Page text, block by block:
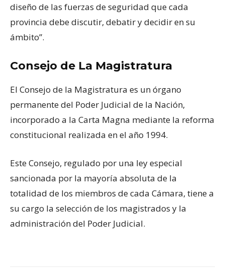
diseño de las fuerzas de seguridad que cada
provincia debe discutir, debatir y decidir en su
ámbito”.
Consejo de La Magistratura
El Consejo de la Magistratura es un órgano
permanente del Poder Judicial de la Nación,
incorporado a la Carta Magna mediante la reforma
constitucional realizada en el año 1994.
Este Consejo, regulado por una ley especial
sancionada por la mayoría absoluta de la
totalidad de los miembros de cada Cámara, tiene a
su cargo la selección de los magistrados y la
administración del Poder Judicial.